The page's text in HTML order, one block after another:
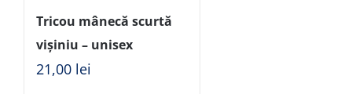
Tricou mânecă scurtă
vișiniu – unisex
21,00 lei